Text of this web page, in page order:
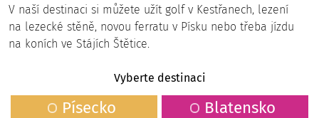
V naší destinaci si můžete užít golf v Kestřanech, lezení
na lezecké stěně, novou ferratu v Písku nebo třeba jízdu
na koních ve Stájích Štětice.
Vyberte destinaci
Písecko
Blatensko